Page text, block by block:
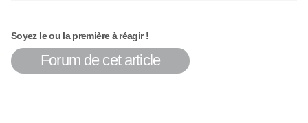
Soyez le ou la première à réagir !
Forum de cet article